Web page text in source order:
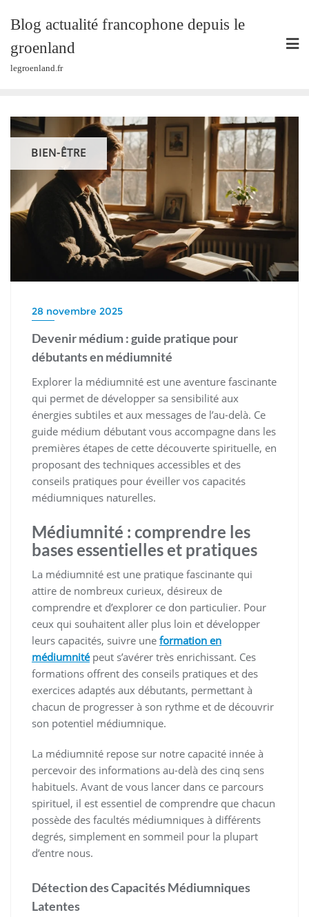
content
Blog actualité francophone depuis le
groenland
legroenland.fr
BIEN-ÊTRE
28 novembre 2025
Devenir médium : guide pratique pour
débutants en médiumnité
Explorer la médiumnité est une aventure fascinante
qui permet de développer sa sensibilité aux
énergies subtiles et aux messages de l’au-delà. Ce
guide médium débutant vous accompagne dans les
premières étapes de cette découverte spirituelle, en
proposant des techniques accessibles et des
conseils pratiques pour éveiller vos capacités
médiumniques naturelles.
Médiumnité : comprendre les
bases essentielles et pratiques
La médiumnité est une pratique fascinante qui
attire de nombreux curieux, désireux de
comprendre et d’explorer ce don particulier. Pour
ceux qui souhaitent aller plus loin et développer
leurs capacités, suivre une formation en
médiumnitépeut s’avérer très enrichissant. Ces
formations offrent des conseils pratiques et des
exercices adaptés aux débutants, permettant à
chacun de progresser à son rythme et de découvrir
son potentiel médiumnique.
La médiumnité repose sur notre capacité innée à
percevoir des informations au-delà des cinq sens
habituels. Avant de vous lancer dans ce parcours
spirituel, il est essentiel de comprendre que chacun
possède des facultés médiumniques à différents
degrés, simplement en sommeil pour la plupart
d’entre nous.
Détection des Capacités Médiumniques
Latentes